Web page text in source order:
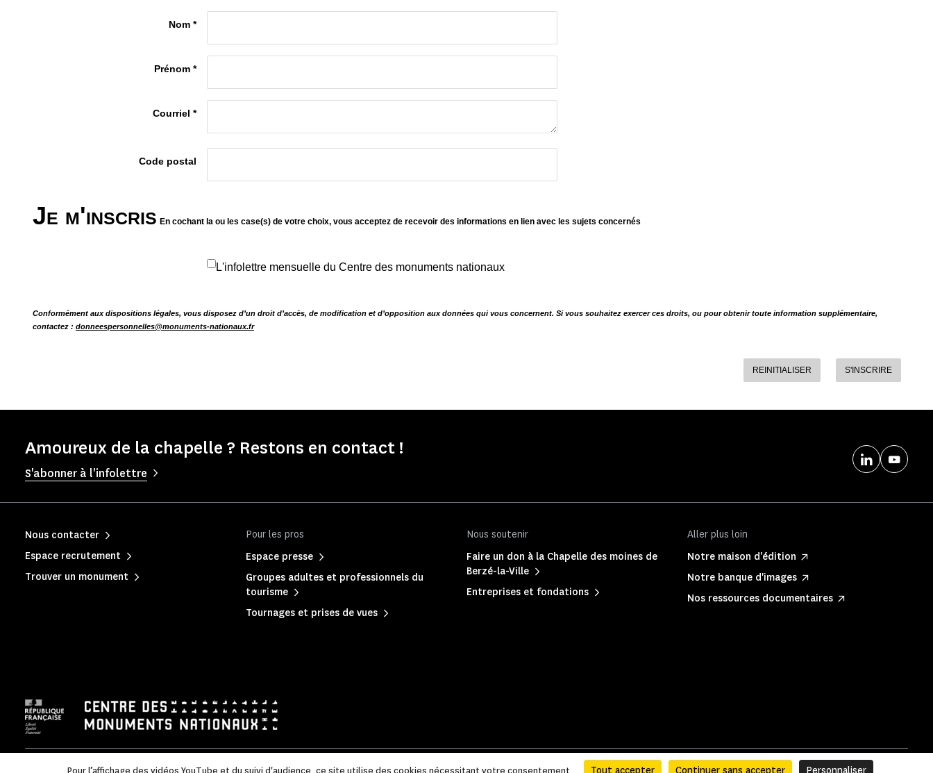
Nom *
Prénom *
Courriel *
Code postal
Je m'inscris En cochant la ou les case(s) de votre choix, vous acceptez de recevoir des informations en lien avec les sujets concernés
L'infolettre mensuelle du Centre des monuments nationaux
Conformément aux dispositions légales, vous disposez d’un droit d’accès, de modification et d’opposition aux données qui vous concernent. Si vous souhaitez exercer ces droits, ou pour obtenir toute information supplémentaire,
contactez : donneespersonnelles@monuments-nationaux.fr
REINITIALISER S'INSCRIRE
Amoureux de la chapelle ? Restons en contact !
S'abonner à l'infolettre
Pour les pros
Espace presse
Groupes adultes et professionnels du
tourisme
Tournages et prises de vues
Nous soutenir
Faire un don à la Chapelle des moines de
Berzé-la-Ville
Entreprises et fondations
Aller plus loin
Notre maison d'édition
Notre banque d'images
Nos ressources documentaires
Nous contacter
Espace recrutement
Trouver un monument
Mentions légales | Politique de confidentialité | Informations légales et administratives | Accessibilité | Plan du site
Pour l’affichage des vidéos YouTube et du suivi d'audience, ce site utilise des cookies nécessitant votre consentement